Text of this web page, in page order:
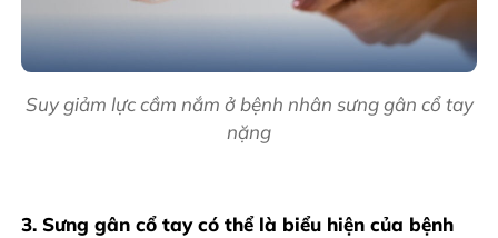
Suy giảm lực cầm nắm ở bệnh nhân sưng gân cổ tay
nặng
3. Sưng gân cổ tay có thể là biểu hiện của bệnh